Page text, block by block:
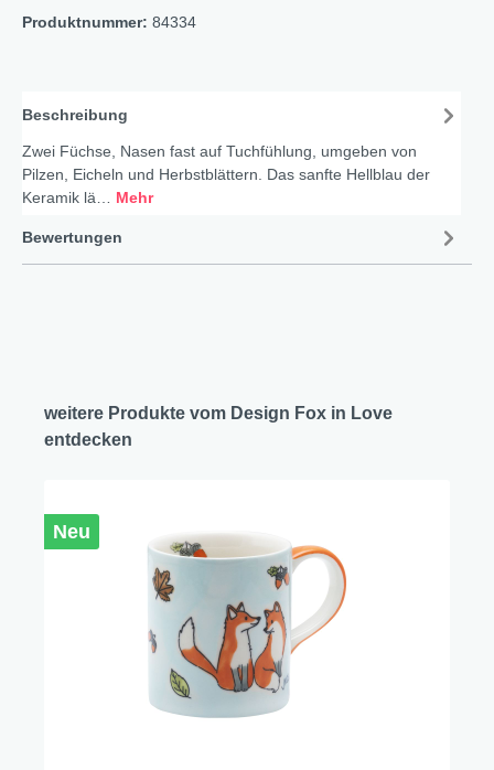
Produktnummer: 84334
Beschreibung
Zwei Füchse, Nasen fast auf Tuchfühlung, umgeben von
Pilzen, Eicheln und Herbstblättern. Das sanfte Hellblau der
Keramik lä… Mehr
Bewertungen
weitere Produkte vom Design Fox in Love
entdecken
Neu